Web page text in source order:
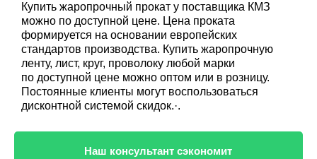
Купить жаропрочный прокат у поставщика КМЗ
можно по доступной цене. Цена проката
формируется на основании европейских
стандартов производства. Купить жаропрочную
ленту, лист, круг, проволоку любой марки
по доступной цене можно оптом или в розницу.
Постоянные клиенты могут воспользоваться
дисконтной системой скидок.·.
Наш консультант сэкономит